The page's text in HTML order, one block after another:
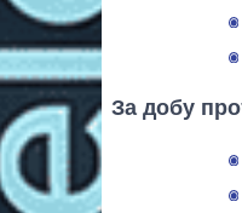
За добу